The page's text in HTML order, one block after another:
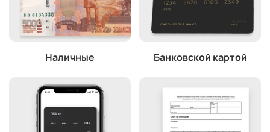
Наличные Банковской картой